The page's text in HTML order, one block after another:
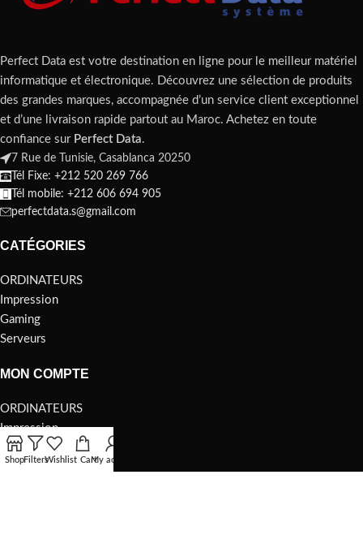
Perfect Data est votre destination en ligne pour le meilleur matériel
informatique et électronique. Découvrez une sélection de produits
des grandes marques, accompagnée d’un service client exceptionnel
et d’une livraison rapide partout au Maroc. Achetez en toute
confiance sur Perfect Data.
7 Rue de Tunisie, Casablanca 20250
Tél Fixe: +212 520 269 766
Tél mobile: +212 606 694 905
perfectdata.s@gmail.com
CATÉGORIES
ORDINATEURS
Impression
Gaming
Serveurs
MON COMPTE
ORDINATEURS
Impression
Gaming
Serveurs
ShopFiltersWishlist CartMy account